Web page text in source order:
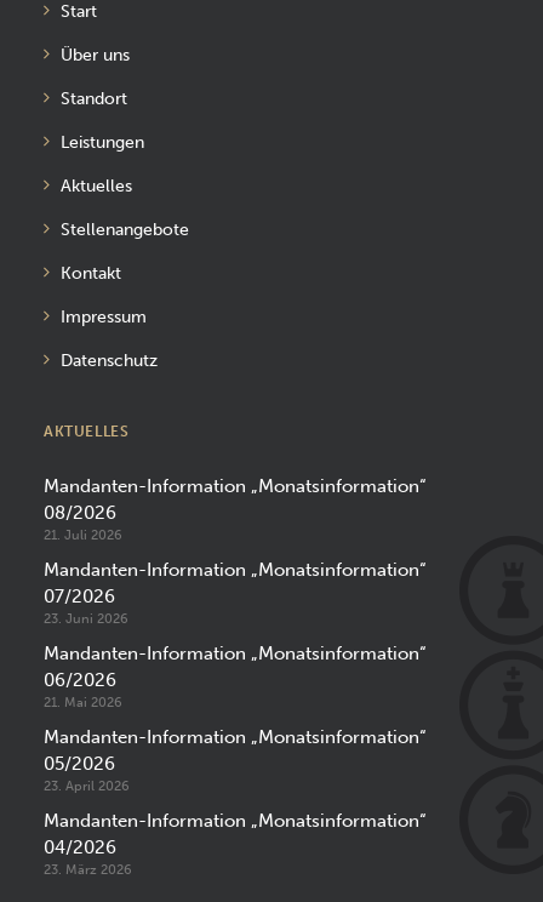
Start
Über uns
Standort
Leistungen
Aktuelles
Stellenangebote
Kontakt
Impressum
Datenschutz
AKTUELLES
Mandanten-Information „Monatsinformation“
08/2026
21. Juli 2026
Mandanten-Information „Monatsinformation“
07/2026
23. Juni 2026
Mandanten-Information „Monatsinformation“
06/2026
21. Mai 2026
Mandanten-Information „Monatsinformation“
05/2026
23. April 2026
Mandanten-Information „Monatsinformation“
04/2026
23. März 2026